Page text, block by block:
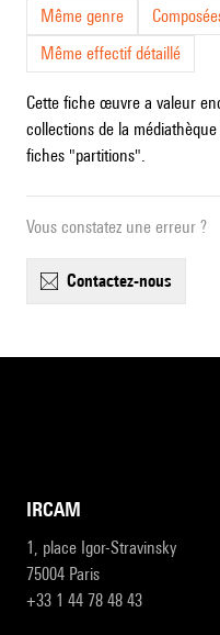
Même genre
Même effectif détaillé
Cette fiche œuvre a valeur
collections de la
fiches "partitions".
Vous constatez une erreur ?
contactez-nous
IRCAM
1, place Igor-Stravinsky
75004 Paris
+33 1 44 78 48 43